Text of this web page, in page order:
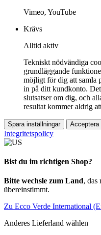
Vimeo, YouTube
Krävs
Alltid aktiv
Tekniskt nödvändiga
grundläggande
möjligt för dig att samla
in på ditt kundkonto.
slutsatser om dig, och
resultat kommer aldrig
Spara inställningar Acceptera
Integritetspolicy
Bist du im richtigen Shop?
Bitte wechsle zum Land, das
übereinstimmt.
Zu Ecco Verde International
Anderes Lieferland wählen